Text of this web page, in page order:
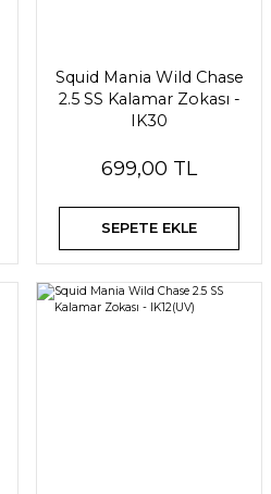
Squid Mania Wild Chase
2.5 SS Kalamar Zokası -
IK30
699,00 TL
SEPETE EKLE